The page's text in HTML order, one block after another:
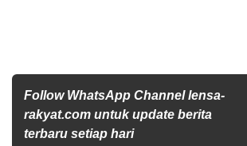
Follow WhatsApp Channel lensa-
rakyat.com untuk update berita
terbaru setiap hari